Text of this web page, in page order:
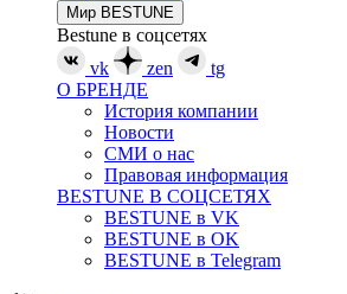
Мир BESTUNE
Bestune в соцсетях
vk
zen
tg
О БРЕНДЕ
История компании
Новости
СМИ о нас
Правовая информация
BESTUNE В СОЦСЕТЯХ
BESTUNE в VK
BESTUNE в OK
BESTUNE в Telegram